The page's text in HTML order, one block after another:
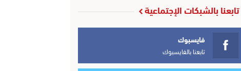
تابعنا بالشبكات الإجتماعية
فايسبوك
تابعنا بالفايسبوك